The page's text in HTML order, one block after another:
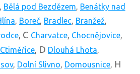
, Bělá pod Bezdězem, Benátky nad
, Boreč, Bradlec, Branžež,
, C Charvatce, Chocnějovice,
Ctiměřice, D Dlouhá Lhota,
, Dolní Slivno, Domousnice, H